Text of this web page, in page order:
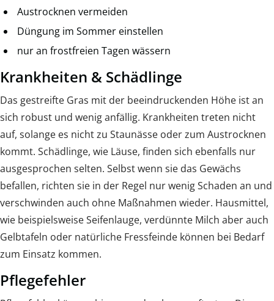
Austrocknen vermeiden
Düngung im Sommer einstellen
nur an frostfreien Tagen wässern
Krankheiten & Schädlinge
Das gestreifte Gras mit der beeindruckenden Höhe ist an
sich robust und wenig anfällig. Krankheiten treten nicht
auf, solange es nicht zu Staunässe oder zum Austrocknen
kommt. Schädlinge, wie Läuse, finden sich ebenfalls nur
ausgesprochen selten. Selbst wenn sie das Gewächs
befallen, richten sie in der Regel nur wenig Schaden an und
verschwinden auch ohne Maßnahmen wieder. Hausmittel,
wie beispielsweise Seifenlauge, verdünnte Milch aber auch
Gelbtafeln oder natürliche Fressfeinde können bei Bedarf
zum Einsatz kommen.
Pflegefehler